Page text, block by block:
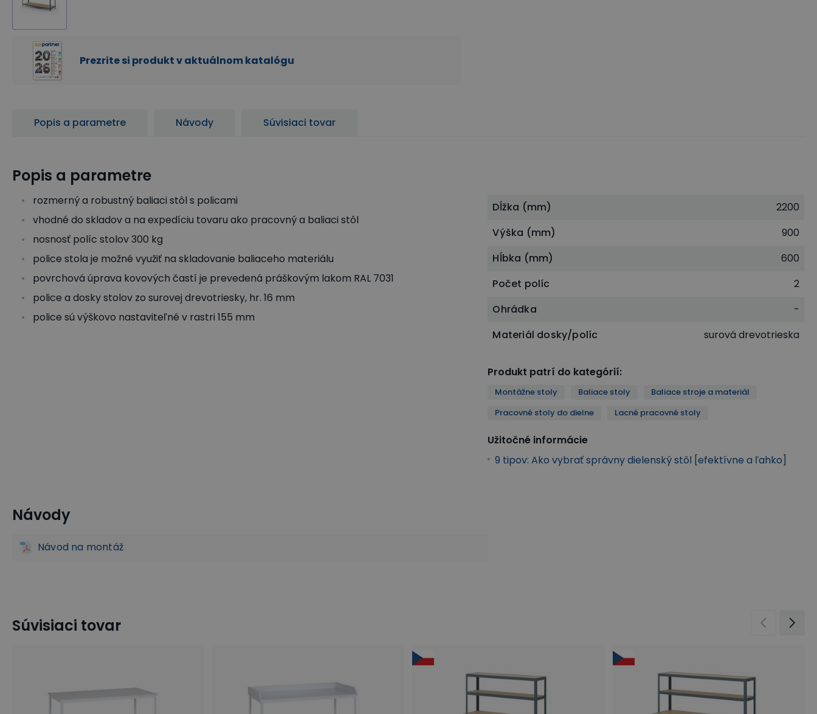
Prezrite si produkt v aktuálnom katalógu
Popis a parametre Návody Súvisiaci tovar
Popis a parametre
rozmerný a robustný baliaci stôl s policami
vhodné do skladov a na expedíciu tovaru ako pracovný a baliaci stôl
nosnosť políc stolov 300 kg
police stola je možné využiť na skladovanie baliaceho materiálu
povrchová úprava kovových častí je prevedená práškovým lakom RAL 7031
police a dosky stolov zo surovej drevotriesky, hr. 16 mm
police sú výškovo nastaviteľné v rastri 155 mm
Dĺžka (mm)
2200
Výška (mm)
900
Hĺbka (mm)
600
Počet políc
2
Ohrádka
-
Materiál dosky/políc
surová drevotrieska
Produkt patrí do kategórií:
Montážne stoly Baliace stoly
Baliace stroje a materiál
Pracovné stoly do dielne
Lacné pracovné stoly
Užitočné informácie
9 tipov: Ako vybrať správny dielenský stôl [efektívne a ľahko]
Montážne stoly
Návody
Návod na montáž
Súvisiaci tovar